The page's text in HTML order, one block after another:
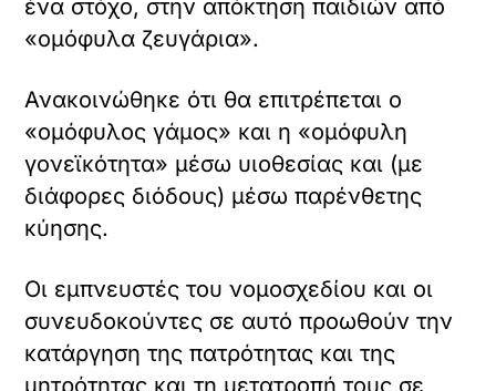
ένα στόχο, στην απόκτηση παιδιών από
«ομόφυλα ζευγάρια».
Ανακοινώθηκε ότι θα επιτρέπεται ο
«ομόφυλος γάμος» και η «ομόφυλη
γονεϊκότητα» μέσω υιοθεσίας και (με
διάφορες διόδους) μέσω παρένθετης
κύησης.
Οι εμπνευστές του νομοσχεδίου και οι
συνευδοκούντες σε αυτό προωθούν την
κατάργηση της πατρότητας και της
μητρότητας και τη μετατροπή τους σε